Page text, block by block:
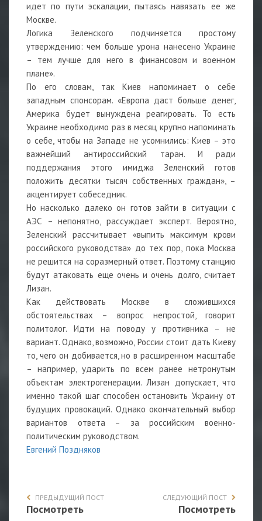
идет по пути эскалации, пытаясь навязать ее же
Москве.
Логика Зеленского подчиняется простому
утверждению: чем больше урона нанесено Украине
– тем лучше для него в финансовом и военном
плане».
По его словам, так Киев напоминает о себе
западным спонсорам. «Европа даст больше денег,
Америка будет вынуждена реагировать. То есть
Украине необходимо раз в месяц крупно напоминать
о себе, чтобы на Западе не усомнились: Киев – это
важнейший антироссийский таран. И ради
поддержания этого имиджа Зеленский готов
положить десятки тысяч собственных граждан», –
акцентирует собеседник.
Но насколько далеко он готов зайти в ситуации с
АЭС – непонятно, рассуждает эксперт. Вероятно,
Зеленский рассчитывает «выпить максимум крови
российского руководства» до тех пор, пока Москва
не решится на соразмерный ответ. Поэтому станцию
будут атаковать еще очень и очень долго, считает
Лизан.
Как действовать Москве в сложившихся
обстоятельствах – вопрос непростой, говорит
политолог. Идти на поводу у противника – не
вариант. Однако, возможно, России стоит дать Киеву
то, чего он добивается, но в расширенном масштабе
– например, ударить по всем ранее нетронутым
объектам электрогенерации. Лизан допускает, что
именно такой шаг способен остановить Украину от
будущих провокаций. Однако окончательный выбор
вариантов ответа – за российским военно-
политическим руководством.
Евгений Поздняков
ПРЕДЫДУЩИЙ ПОСТ
Посмотреть
СЛЕДУЮЩИЙ ПОСТ
Посмотреть